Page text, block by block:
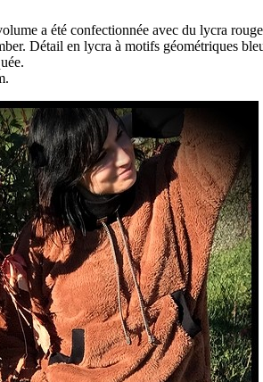
a été confectionnée avec du lycra
Détail en lycra à motifs géométriques